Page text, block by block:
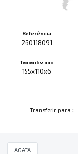
Referência
260118091
Tamanho mm
155x110x6
Transferir para :
AGATA